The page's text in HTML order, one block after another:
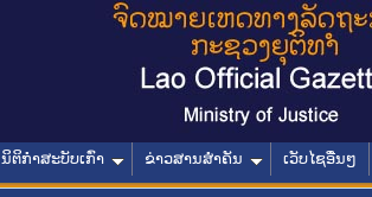
ນິຕິກໍາສະບັບເກົ່າ ຂ່າວສານສໍາຄັນ ເວັບໄຊອື່ນໆ